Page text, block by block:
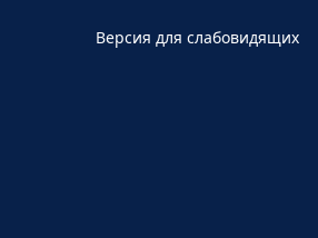
Версия для слабовидящих